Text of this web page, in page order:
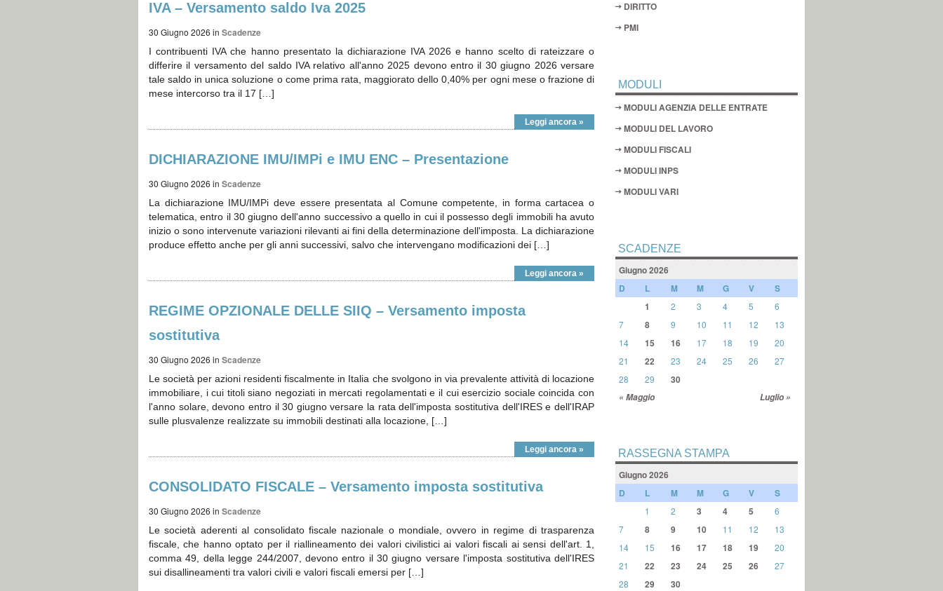
IVA – Versamento saldo Iva 2025
30 Giugno 2026 in Scadenze
I contribuenti IVA che hanno presentato la dichiarazione IVA 2026 e hanno scelto di rateizzare o
differire il versamento del saldo IVA relativo all'anno 2025 devono entro il 30 giugno 2026 versare
tale saldo in unica soluzione o come prima rata, maggiorato dello 0,40% per ogni mese o frazione di
mese intercorso tra il 17 […]
Leggi ancora »
DICHIARAZIONE IMU/IMPi e IMU ENC – Presentazione
30 Giugno 2026 in Scadenze
La dichiarazione IMU/IMPi deve essere presentata al Comune competente, in forma cartacea o
telematica, entro il 30 giugno dell'anno successivo a quello in cui il possesso degli immobili ha avuto
inizio o sono intervenute variazioni rilevanti ai fini della determinazione dell'imposta. La dichiarazione
produce effetto anche per gli anni successivi, salvo che intervengano modificazioni dei […]
Leggi ancora »
REGIME OPZIONALE DELLE SIIQ – Versamento imposta
sostitutiva
30 Giugno 2026 in Scadenze
Le società per azioni residenti fiscalmente in Italia che svolgono in via prevalente attività di locazione
immobiliare, i cui titoli siano negoziati in mercati regolamentati e il cui esercizio sociale coincida con
l'anno solare, devono entro il 30 giugno versare la rata dell'imposta sostitutiva dell'IRES e dell'IRAP
sulle plusvalenze realizzate su immobili destinati alla locazione, […]
Leggi ancora »
CONSOLIDATO FISCALE – Versamento imposta sostitutiva
30 Giugno 2026 in Scadenze
Le società aderenti al consolidato fiscale nazionale o mondiale, ovvero in regime di trasparenza
fiscale, che hanno optato per il riallineamento dei valori civilistici ai valori fiscali ai sensi dell'art. 1,
comma 49, della legge 244/2007, devono entro il 30 giugno versare l'imposta sostitutiva dell'IRES
sui disallineamenti tra valori civili e valori fiscali emersi per […]
DIRITTO
PMI
MODULI
MODULI AGENZIA DELLE ENTRATE
MODULI DEL LAVORO
MODULI FISCALI
MODULI INPS
MODULI VARI
SCADENZE
Giugno 2026
D
L M M G V S
« Maggio Luglio »
1 2 3 4 5
6
7
8 9 10 11 12
13
14
15 16 17 18 19
20
21
22 23 24 25 26
27
28
29 30
RASSEGNA STAMPA
Giugno 2026
D
L M M G V S
1 2 3 4 5
6
7
8 9 10 11 12
13
14
15 16 17 18 19
20
21
22 23 24 25 26
27
28
29 30